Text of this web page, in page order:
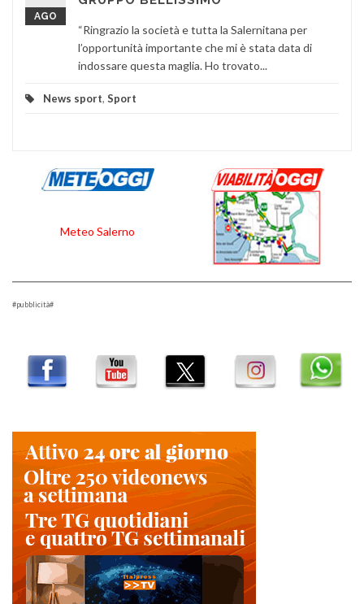
AGO
“Ringrazio la società e tutta la Salernitana per
l’opportunità importante che mi è stata data di
indossare questa maglia. Ho trovato...
News sport, Sport
Meteo Salerno
#pubblicità#